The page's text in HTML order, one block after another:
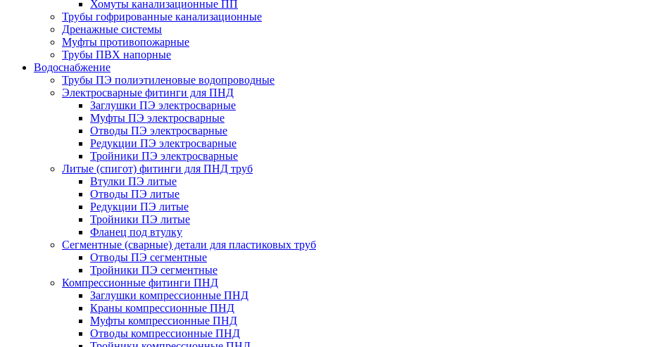
Хомуты канализационные ПП
Трубы гофрированные канализационные
Дренажные системы
Муфты противопожарные
Трубы ПВХ напорные
Водоснабжение
Трубы ПЭ полиэтиленовые водопроводные
Электросварные фитинги для ПНД
Заглушки ПЭ электросварные
Муфты ПЭ электросварные
Отводы ПЭ электросварные
Редукции ПЭ электросварные
Тройники ПЭ электросварные
Литые (спигот) фитинги для ПНД труб
Втулки ПЭ литые
Отводы ПЭ литые
Редукции ПЭ литые
Тройники ПЭ литые
Фланец под втулку
Сегментные (сварные) детали для пластиковых труб
Отводы ПЭ сегментные
Тройники ПЭ сегментные
Компрессионные фитинги ПНД
Заглушки компрессионные ПНД
Краны компрессионные ПНД
Муфты компрессионные ПНД
Отводы компрессионные ПНД